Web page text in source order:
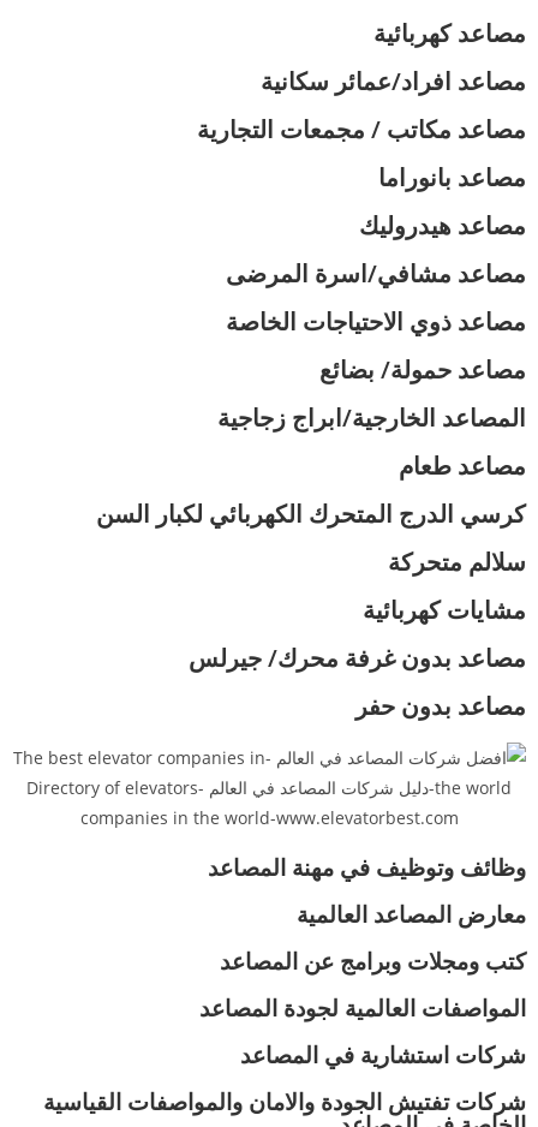
مصاعد كهربائية
مصاعد افراد/عمائر سكانية
مصاعد مكاتب / مجمعات التجارية
مصاعد بانوراما
مصاعد هيدروليك
مصاعد مشافي/اسرة المرضى
مصاعد ذوي الاحتياجات الخاصة
مصاعد حمولة/ بضائع
المصاعد الخارجية/ابراج زجاجية
مصاعد طعام
كرسي الدرج المتحرك الكهربائي لكبار السن
سلالم متحركة
مشايات كهربائية
مصاعد بدون غرفة محرك/ جيرلس
مصاعد بدون حفر
وظائف وتوظيف في مهنة المصاعد
معارض المصاعد العالمية
كتب ومجلات وبرامج عن المصاعد
المواصفات العالمية لجودة المصاعد
شركات استشارية في المصاعد
شركات تفتيش الجودة والامان والمواصفات القياسية